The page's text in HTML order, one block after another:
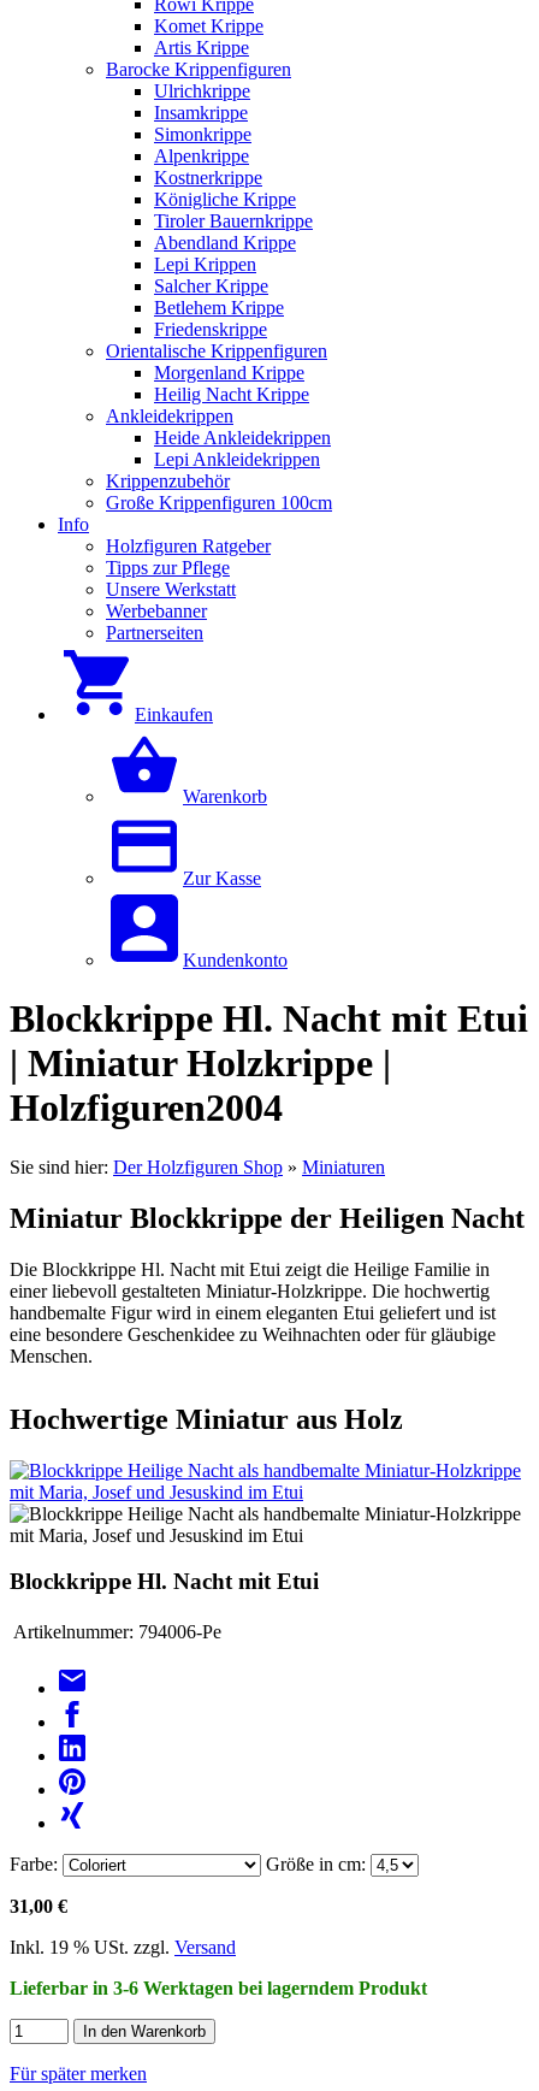
Rowi Krippe
Komet Krippe
Artis Krippe
Barocke Krippenfiguren
Ulrichkrippe
Insamkrippe
Simonkrippe
Alpenkrippe
Kostnerkrippe
Königliche Krippe
Tiroler Bauernkrippe
Abendland Krippe
Lepi Krippen
Salcher Krippe
Betlehem Krippe
Friedenskrippe
Orientalische Krippenfiguren
Morgenland Krippe
Heilig Nacht Krippe
Ankleidekrippen
Heide Ankleidekrippen
Lepi Ankleidekrippen
Krippenzubehör
Große Krippenfiguren 100cm
Info
Holzfiguren Ratgeber
Tipps zur Pflege
Unsere Werkstatt
Werbebanner
Partnerseiten
Einkaufen
Warenkorb
Zur Kasse
Kundenkonto
Blockkrippe Hl. Nacht mit Etui
| Miniatur Holzkrippe |
Holzfiguren2004
Sie sind hier: Der Holzfiguren Shop » Miniaturen
Miniatur Blockkrippe der Heiligen Nacht
Die Blockkrippe Hl. Nacht mit Etui zeigt die Heilige Familie in
einer liebevoll gestalteten Miniatur-Holzkrippe. Die hochwertig
handbemalte Figur wird in einem eleganten Etui geliefert und ist
eine besondere Geschenkidee zu Weihnachten oder für gläubige
Menschen.
Hochwertige Miniatur aus Holz
Blockkrippe Hl. Nacht mit Etui
Artikelnummer: 794006-Pe
Farbe: Größe in cm:
31,00 €
Inkl. 19 % USt. zzgl. Versand
Lieferbar in 3-6 Werktagen bei lagerndem Produkt
In den Warenkorb
Für später merken